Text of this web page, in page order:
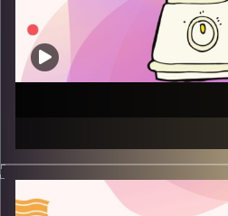
הבוקר בהגשת שיר חיימוב